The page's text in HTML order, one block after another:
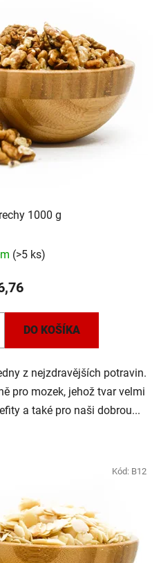
1000 g
(>5 ks)
DO KOŠÍKA
z nejzdravějších potravin.
pro mozek, jehož tvar velmi
a také pro naši dobrou...
Kód: B12